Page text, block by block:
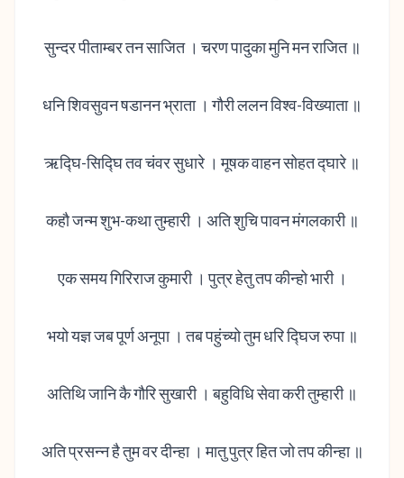
सुन्दर पीताम्बर तन साजित । चरण पादुका मुनि मन राजित ॥
धनि शिवसुवन षडानन भ्राता । गौरी ललन विश्व-विख्याता ॥
ऋद्घि-सिद्घि तव चंवर सुधारे । मूषक वाहन सोहत द्घारे ॥
कहौ जन्म शुभ-कथा तुम्हारी । अति शुचि पावन मंगलकारी ॥
एक समय गिरिराज कुमारी । पुत्र हेतु तप कीन्हो भारी ।
भयो यज्ञ जब पूर्ण अनूपा । तब पहुंच्यो तुम धरि द्घिज रुपा ॥
अतिथि जानि कै गौरि सुखारी । बहुविधि सेवा करी तुम्हारी ॥
अति प्रसन्न है तुम वर दीन्हा । मातु पुत्र हित जो तप कीन्हा ॥